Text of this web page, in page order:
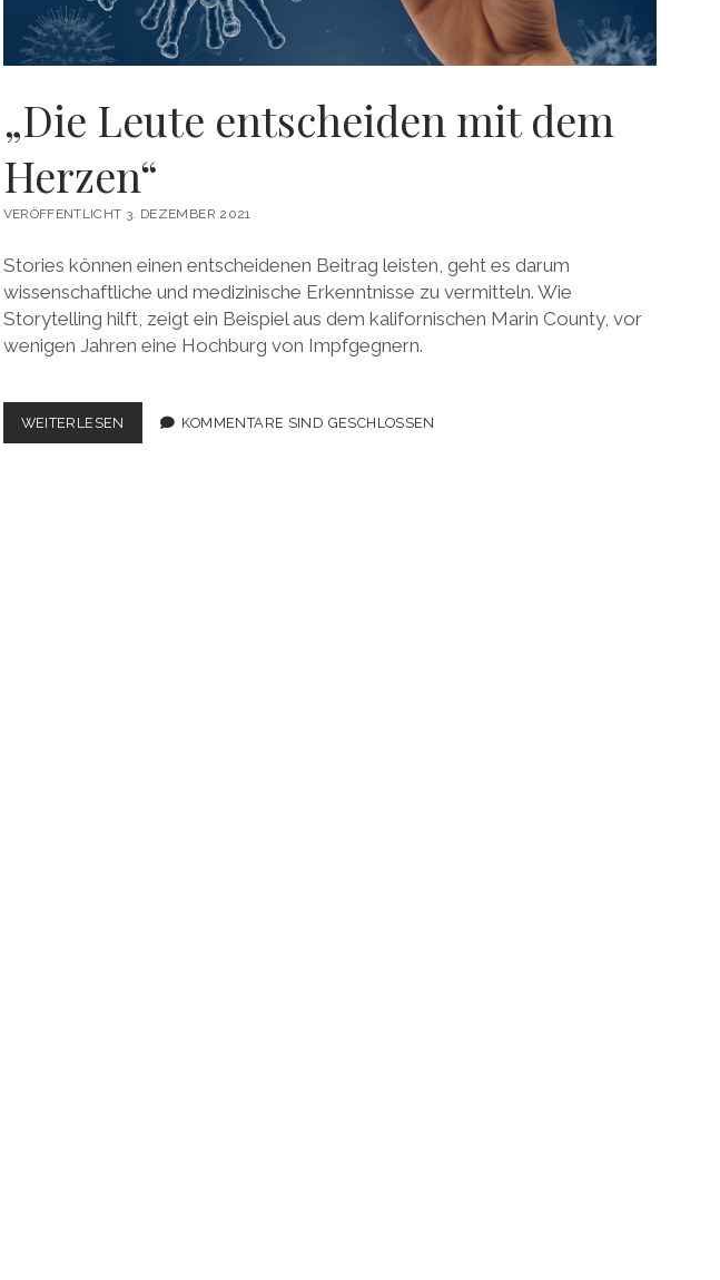
„Die Leute entscheiden mit dem
Herzen“
VERÖFFENTLICHT 3. DEZEMBER 2021
Stories können einen entscheidenen Beitrag leisten, geht es darum
wissenschaftliche und medizinische Erkenntnisse zu vermitteln. Wie
Storytelling hilft, zeigt ein Beispiel aus dem kalifornischen Marin County, vor
wenigen Jahren eine Hochburg von Impfgegnern.
WEITERLESEN
LEUTE
KOMMENTARE SIND GESCHLOSSEN